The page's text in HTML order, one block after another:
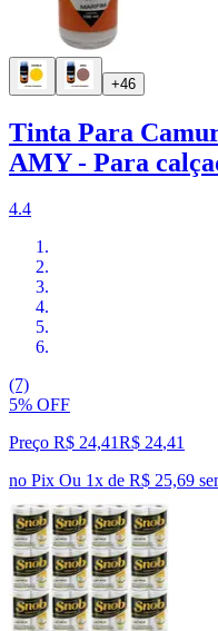
+46
Tinta Para
AMY - Para
4.4
(7)
5% OFF
Preço R$ 24,41R$ 24,41
no Pix Ou 1x de R$ 25,69